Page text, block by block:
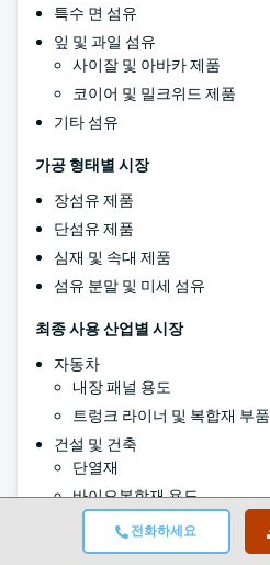
전화하세요
특수 면 섬유
잎 및 과일 섬유
사이잘 및 아바카 제품
코이어 및 밀크위드 제품
기타 섬유
가공 형태별 시장
장섬유 제품
단섬유 제품
심재 및 속대 제품
섬유 분말 및 미세 섬유
최종 사용 산업별 시장
자동차
내장 패널 용도
트렁크 라이너 및 복합재 부품
건설 및 건축
단열재
바이오복합재 용도
종이 및 포장
특수지 용도